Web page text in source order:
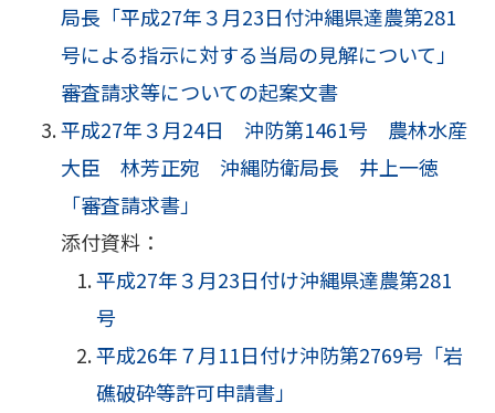
局長「平成27年３月23日付沖縄県達農第281
号による指示に対する当局の見解について」
審査請求等についての起案文書
平成27年３月24日 沖防第1461号 農林水産
大臣 林芳正宛 沖縄防衛局長 井上一徳
「審査請求書」
添付資料：
平成27年３月23日付け沖縄県達農第281
号
平成26年７月11日付け沖防第2769号「岩
礁破砕等許可申請書」